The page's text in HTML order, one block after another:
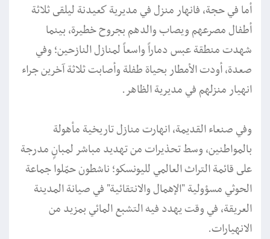
أما في حجة، فانهار منزل في مديرية كعيدنة ليلقى ثلاثة
أطفال مصرعهم ويصاب والدهم بجروح خطيرة، بينما
شهدت منطقة عبس دماراً واسعاً لمنازل النازحين؛ وفي
صعدة، أودت الأمطار بحياة طفلة وأصابت ثلاثة آخرين جراء
انهيار منزلهم في مديرية الظاهر.
وفي صنعاء القديمة، انهارت منازل تاريخية مأهولة
بالمواطنين، وسط تحذيرات من تهديد مباشر لمبانٍ مدرجة
على قائمة التراث العالمي لليونسكو؛ ناشطون حمّلوا جماعة
الحوثي مسؤولية "الإهمال والانتقائية" في صيانة المدينة
العريقة، في وقت يهدد فيه التشبع المائي بمزيد من
الانهيارات.